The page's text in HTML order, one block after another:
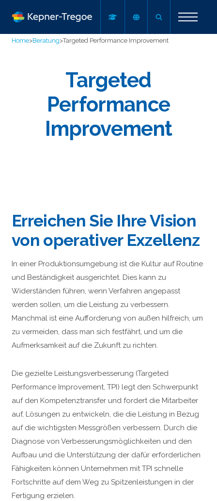
Home>Beratung>Targeted Performance Improvement
Targeted
Performance
Improvement
Erreichen Sie Ihre Vision
von operativer Exzellenz
In einer Produktionsumgebung ist die Kultur auf Routine
und Beständigkeit ausgerichtet. Dies kann zu
Widerständen führen, wenn Verfahren angepasst
werden sollen, um die Leistung zu verbessern.
Manchmal ist eine Aufforderung von außen hilfreich, um
zu vermeiden, dass man sich festfährt, und um die
Aufmerksamkeit auf die Zukunft zu richten.
Die gezielte Leistungsverbesserung (Targeted
Performance Improvement, TPI) legt den Schwerpunkt
auf den Kompetenztransfer und fordert die Mitarbeiter
auf, Lösungen zu entwickeln, die die Leistung in Bezug
auf die wichtigsten Messgrößen verbessern. Durch die
Diagnose von Verbesserungsmöglichkeiten und den
Aufbau und die Unterstützung der dafür erforderlichen
Fähigkeiten können Unternehmen mit TPI schnelle
Fortschritte auf dem Weg zu Spitzenleistungen in der
Fertigung erzielen.